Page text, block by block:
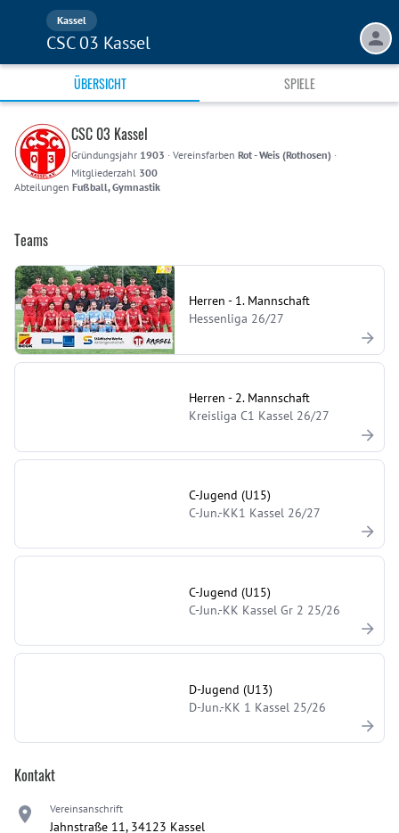
Kassel
CSC 03 Kassel
ÜBERSICHT SPIELE
CSC 03 Kassel
Gründungsjahr 1903 · Vereinsfarben Rot - Weis (Rothosen) ·
Mitgliederzahl 300
Abteilungen Fußball, Gymnastik
Teams
Herren - 1. Mannschaft
Hessenliga 26/27
Herren - 2. Mannschaft
Kreisliga C1 Kassel 26/27
C-Jugend (U15)
C-Jun.-KK1 Kassel 26/27
C-Jugend (U15)
C-Jun.-KK Kassel Gr 2 25/26
D-Jugend (U13)
D-Jun.-KK 1 Kassel 25/26
Kontakt
Vereinsanschrift
Jahnstraße 11, 34123 Kassel